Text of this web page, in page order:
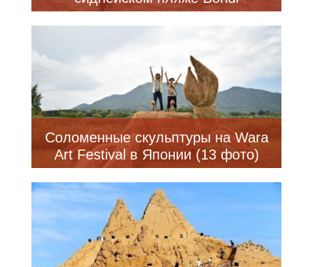
Соломенные скульптуры на Wara
Art Festival в Японии (13 фото)